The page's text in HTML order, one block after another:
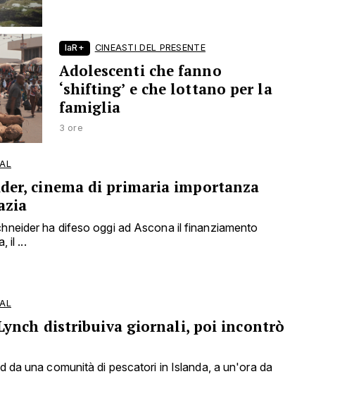
laR+ CINEASTI DEL PRESENTE
Adolescenti che fanno
‘shifting’ e che lottano per la
famiglia
3 ore
cinema di primaria importanza
ha difeso oggi ad Ascona il finanziamento
il ...
distribuiva giornali, poi incontrò
da una comunità di pescatori in Islanda, a un'ora da